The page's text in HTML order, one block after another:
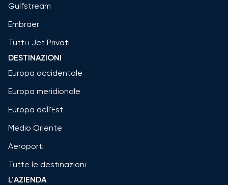
Gulfstream
Embraer
Tutti i Jet Privati
DESTINAZIONI
Europa occidentale
Europa meridionale
Europa dell'Est
Medio Oriente
Aeroporti
Tutte le destinazioni
L'AZIENDA